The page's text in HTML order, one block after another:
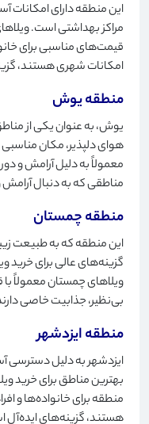
این منطقه دارای امکانات
مراکز بهداشتی است.
قیمت‌های مناسبی برای
امکانات شهری هستند،
منطقه یوش
یوش، به عنوان یکی از
هوای دلپذیر، مکان
معمولاً به دلیل آرامش و
مناطقی که به دنبال آرامش
منطقه چمستان
این منطقه که به طبیعت
گزینه‌های عالی برای
ویلاهای چمستان معمولاً
بی‌نظیر، جذابیت خاصی
منطقه ایزدشهر
ایزدشهر به دلیل دسترسی
بهترین مناطق برای خرید
منطقه برای خانواده‌ها و
هستند، گزینه‌های